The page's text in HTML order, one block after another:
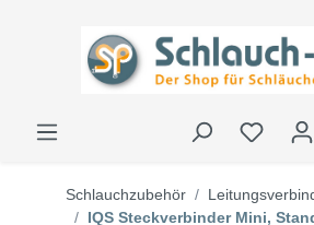
Schlauchzubehör
IQS Steckverbinder Mini,